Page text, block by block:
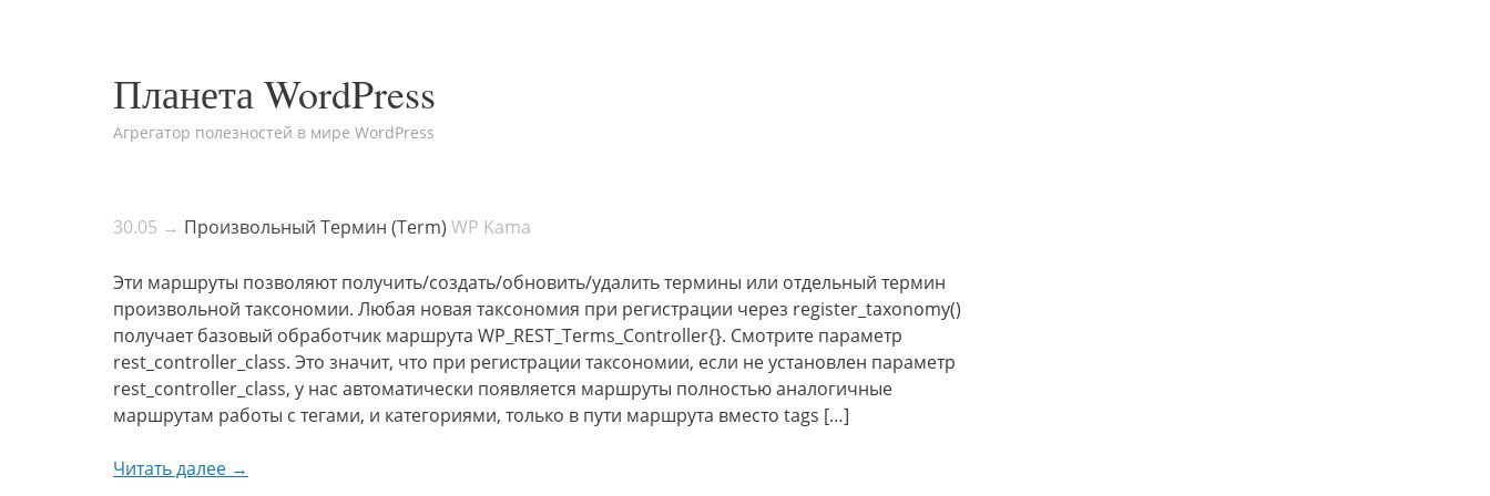
Планета WordPress
Агрегатор полезностей в мире WordPress
30.05 → Произвольный Термин (Term) WP Kama
Эти маршруты позволяют получить/создать/обновить/удалить термины или отдельный термин
произвольной таксономии. Любая новая таксономия при регистрации через register_taxonomy()
получает базовый обработчик маршрута WP_REST_Terms_Controller{}. Смотрите параметр
rest_controller_class. Это значит, что при регистрации таксономии, если не установлен параметр
rest_controller_class, у нас автоматически появляется маршруты полностью аналогичные
маршрутам работы с тегами, и категориями, только в пути маршрута вместо tags […]
Читать далее →